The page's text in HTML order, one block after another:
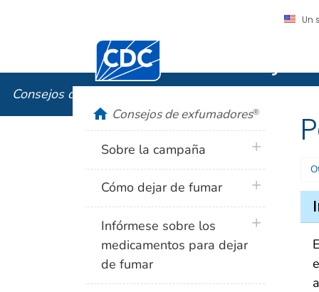
Un
Centros para el Control y la
Consejos de exfumadores
homeConsejos de exfumadores®
Sobre la campaña plus icon
Cómo dejar de fumar plus icon
Infórmese sobre los
medicamentos para dejar
de fumar
plus icon